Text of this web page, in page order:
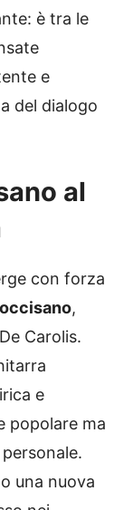
è tra le
e
del dialogo
al
con forza
,
Carolis.
e
popolare ma
una nuova